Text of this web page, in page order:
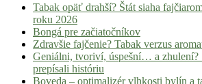
Tabak opäť drahší? Štát siaha
roku 2026
Bongá pre začiatočníkov
Zdravšie fajčenie? Tabak verzus
Geniálni, tvoriví, úspešní… a zhulení?
prepísali históriu
Boveda – optimalizér vlhkosti bylín a